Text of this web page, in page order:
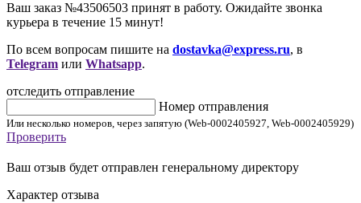
Ваш заказ №43506503 принят в работу. Ожидайте звонка
курьера в течение 15 минут!
По всем вопросам пишите на dostavka@express.ru, в
Telegram или Whatsapp.
отследить отправление
Номер отправления
Или несколько номеров, через запятую (Web-0002405927, Web-0002405929)
Проверить
Ваш отзыв будет отправлен генеральному директору
Характер отзыва